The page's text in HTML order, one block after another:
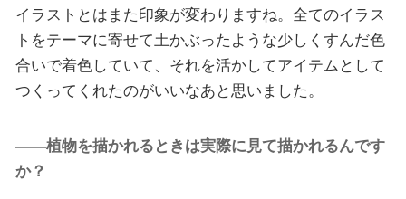
イラストとはまた印象が変わりますね。全てのイラス
トをテーマに寄せて土かぶったような少しくすんだ色
合いで着色していて、それを活かしてアイテムとして
つくってくれたのがいいなあと思いました。
――植物を描かれるときは実際に見て描かれるんです
か？